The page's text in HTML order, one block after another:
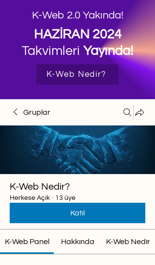
K-Web 2.0 Yakında!
HAZİRAN 2024
Takvimleri Yayında!
K-Web Nedir?
Gruplar
K-Web Nedir?
Herkese Açık · 13 üye
Katıl
K-Web Panel Hakkında K-Web Nedir